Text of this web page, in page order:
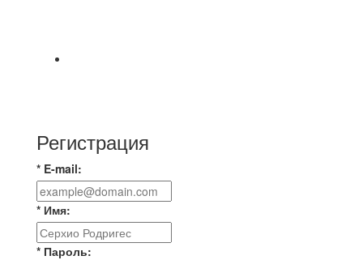
Регистрация
* E-mail:
* Имя:
* Пароль: